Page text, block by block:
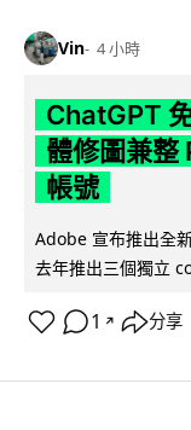
Vin 4 小時
ChatGPT
體修圖兼整
帳號
Adobe 宣布推出全
去年推出三個獨立
1 ↗ 分享